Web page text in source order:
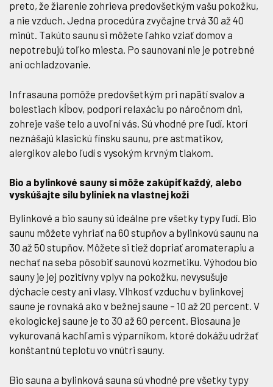
preto, že žiarenie zohrieva predovšetkým vašu pokožku,
a nie vzduch. Jedna procedúra zvyčajne trvá 30 až 40
minút. Takúto saunu si môžete ľahko vziať domov a
nepotrebujú toľko miesta. Po saunovaní nie je potrebné
ani ochladzovanie.
Infrasauna pomôže predovšetkým pri napätí svalov a
bolestiach kĺbov, podporí relaxáciu po náročnom dni,
zohreje vaše telo a uvoľní vás. Sú vhodné pre ľudí, ktorí
neznášajú klasickú fínsku saunu, pre astmatikov,
alergikov alebo ľudí s vysokým krvným tlakom.
Bio a bylinkové sauny si môže zakúpiť každý, alebo
vyskúšajte silu byliniek na vlastnej koži
Bylinkové a bio sauny sú ideálne pre všetky typy ľudí. Bio
saunu môžete vyhriať na 60 stupňov a bylinkovú saunu na
30 až 50 stupňov. Môžete si tiež dopriať aromaterapiu a
nechať na seba pôsobiť saunovú kozmetiku. Výhodou bio
sauny je jej pozitívny vplyv na pokožku, nevysušuje
dýchacie cesty ani vlasy. Vlhkosť vzduchu v bylinkovej
saune je rovnaká ako v bežnej saune – 10 až 20 percent. V
ekologickej saune je to 30 až 60 percent. Biosauna je
vykurovaná kachľami s výparníkom, ktoré dokážu udržať
konštantnú teplotu vo vnútri sauny.
Bio sauna a bylinková sauna sú vhodné pre všetky typy